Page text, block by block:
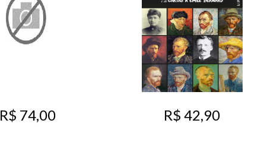
R$ 74,00 R$ 42,90